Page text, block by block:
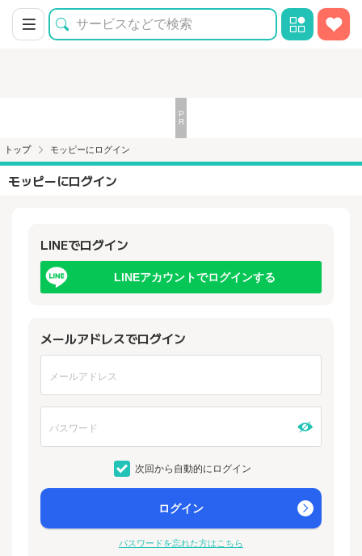
トップ モッピーにログイン
モッピーにログイン
LINEでログイン
LINEアカウントでログインする
メールアドレスでログイン
次回から自動的にログイン
ログイン
パスワードを忘れた方はこちら